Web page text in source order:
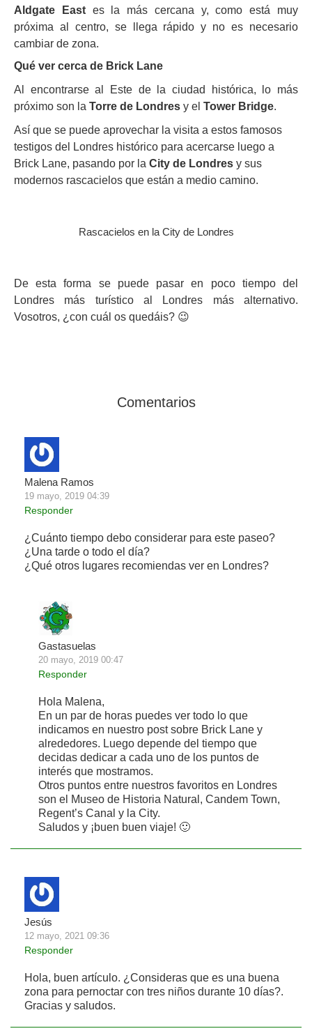
Aldgate Eastes la más cercana y, como está muy
próxima al centro, se llega rápido y no es necesario
cambiar de zona.
Qué ver cerca de Brick Lane
Al encontrarse al Este de la ciudad histórica, lo más
próximo son la Torre de Londres y el Tower Bridge.
Así que se puede aprovechar la visita a estos famosos
testigos del Londres histórico para acercarse luego a
Brick Lane, pasando por la City de Londres y sus
modernos rascacielos que están a medio camino.
Rascacielos en la City de Londres
De esta forma se puede pasar en poco tiempo del
Londres más turístico al Londres más alternativo.
Vosotros, ¿con cuál os quedáis? 😉
Comentarios
Malena Ramos
19 mayo, 2019 04:39
Responder
¿Cuánto tiempo debo considerar para este paseo?
¿Una tarde o todo el día?
¿Qué otros lugares recomiendas ver en Londres?
Gastasuelas
20 mayo, 2019 00:47
Responder
Hola Malena,
En un par de horas puedes ver todo lo que
indicamos en nuestro post sobre Brick Lane y
alrededores. Luego depende del tiempo que
decidas dedicar a cada uno de los puntos de
interés que mostramos.
Otros puntos entre nuestros favoritos en Londres
son el Museo de Historia Natural, Candem Town,
Regent’s Canal y la City.
Saludos y ¡buen buen viaje! 🙂
Jesús
12 mayo, 2021 09:36
Responder
Hola, buen artículo. ¿Consideras que es una buena
zona para pernoctar con tres niños durante 10 días?.
Gracias y saludos.